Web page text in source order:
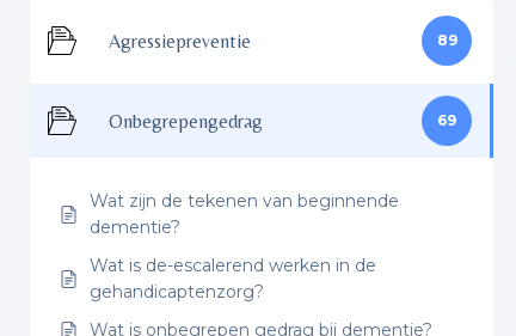
Agressiepreventie 89
Onbegrepengedrag 69
Wat zijn de tekenen van beginnende
dementie?
Wat is de-escalerend werken in de
gehandicaptenzorg?
Wat is onbegrepen gedrag bij dementie?